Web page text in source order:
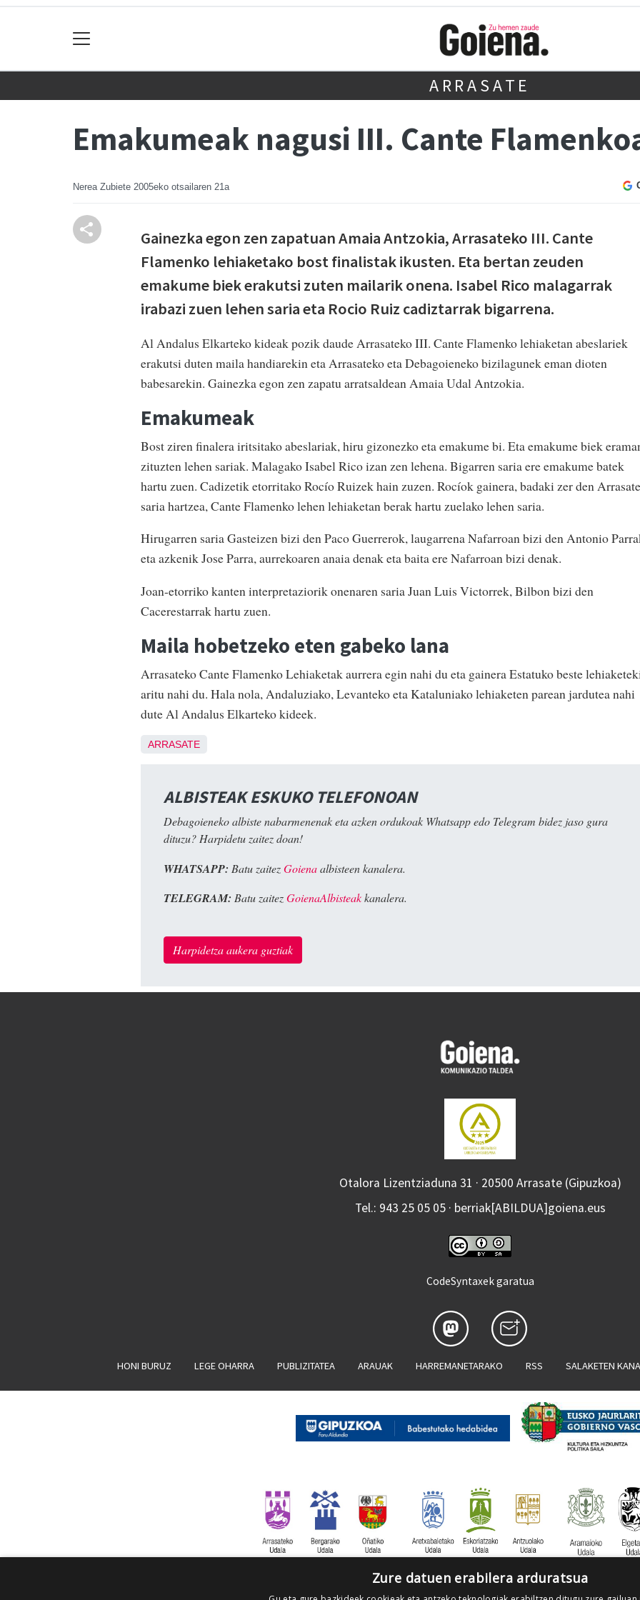
ARRASATE
Emakumeak nagusi III. Cante
Nerea Zubiete 2005eko otsailaren 21a
Gainezka egon zen zapatuan Amaia Antzokia, Arrasateko III. Cante
Flamenko lehiaketako bost finalistak ikusten. Eta bertan zeuden
emakume biek erakutsi zuten mailarik onena. Isabel Rico malagarrak
irabazi zuen lehen saria eta Rocio Ruiz cadiztarrak bigarrena.
Al Andalus Elkarteko kideak pozik daude Arrasateko III. Cante Flamenko lehiaketan abeslariek
erakutsi duten maila handiarekin eta Arrasateko eta Debagoieneko bizilagunek eman dioten
babesarekin. Gainezka egon zen zapatu arratsaldean Amaia Udal Antzokia.
Emakumeak
Bost ziren finalera iritsitako abeslariak, hiru gizonezko eta emakume bi. Eta emakume biek
zituzten lehen sariak. Malagako Isabel Rico izan zen lehena. Bigarren saria ere emakume batek
hartu zuen. Cadizetik etorritako Rocío Ruizek hain zuzen. Rocíok gainera, badaki zer den
saria hartzea, Cante Flamenko lehen lehiaketan berak hartu zuelako lehen saria.
Hirugarren saria Gasteizen bizi den Paco Guerrerok, laugarrena Nafarroan bizi den Antonio
eta azkenik Jose Parra, aurrekoaren anaia denak eta baita ere Nafarroan bizi denak.
Joan-etorriko kanten interpretaziorik onenaren saria Juan Luis Victorrek, Bilbon bizi den
Cacerestarrak hartu zuen.
Maila hobetzeko eten gabeko lana
Arrasateko Cante Flamenko Lehiaketak aurrera egin nahi du eta gainera Estatuko beste
aritu nahi du. Hala nola, Andaluziako, Levanteko eta Kataluniako lehiaketen parean jardutea nahi
dute Al Andalus Elkarteko kideek.
ARRASATE
ALBISTEAK ESKUKO TELEFONOAN
Debagoieneko albiste nabarmenenak eta azken ordukoak Whatsapp edo Telegram bidez jaso gura
dituzu? Harpidetu zaitez doan!
WHATSAPP: Batu zaitezGoienaalbisteen kanalera.
TELEGRAM: Batu zaitezGoienaAlbisteakkanalera.
Harpidetza aukera guztiak
Otalora Lizentziaduna 31 · 20500 Arrasate (Gipuzkoa)
Tel.: 943 25 05 05 · berriak[ABILDUA]goiena.eus
CodeSyntaxek garatua
HONI BURUZ LEGE OHARRA PUBLIZITATEA ARAUAK HARREMANETARAKO RSS SALAKETEN
Zure datuen erabilera arduratsua